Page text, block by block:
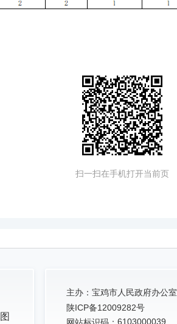
扫一扫在手机打开当前页
主办： 宝鸡市人民政府办公室
陕ICP备12009282号
6103000039